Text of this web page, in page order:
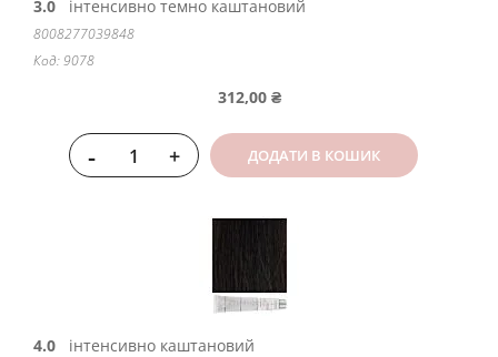
3.0 інтенсивно темно каштановий
8008277039848
Код: 9078
312,00 ₴
- + ДОДАТИ В КОШИК
4.0 інтенсивно каштановий